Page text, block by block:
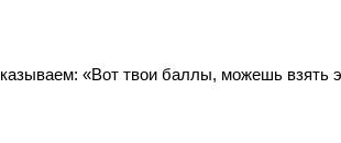
«Вот твои баллы, можешь